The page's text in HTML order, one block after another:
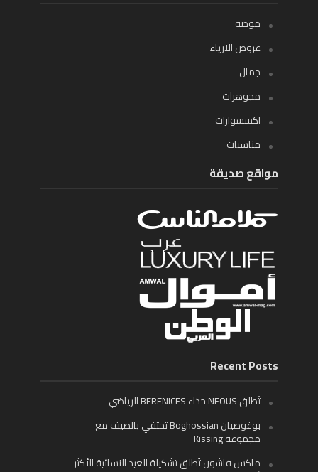
موضة
عروض الازياء
جمال
مجوهرات
اكسسوارات
مناسبات
مواقع صديقة
Recent Posts
تُطلق NEOUS حذاء BERENICES الرياضي
بوغوصيان Boghossian تحتفي بالصيف مع
مجموعة Kissing
ماكس فاشون تُطلق تشكيلة العيد النسائية الأكثر